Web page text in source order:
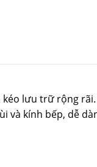
kéo lưu trữ rộng rãi.
và kính bếp, dễ